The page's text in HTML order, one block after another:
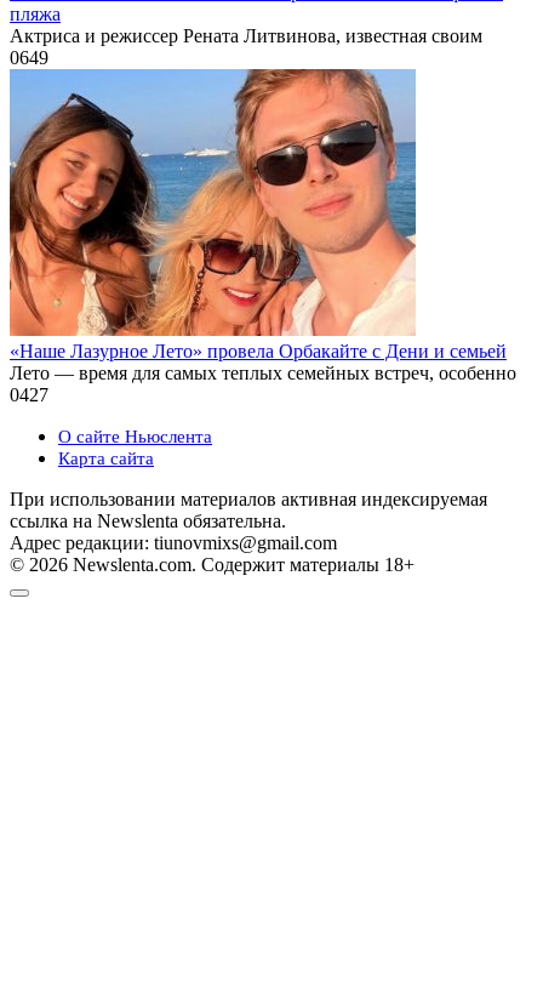
пляжа
Актриса и режиссер Рената Литвинова, известная своим
0649
«Наше Лазурное Лето» провела Орбакайте с Дени и семьей
Лето — время для самых теплых семейных встреч, особенно
0427
О сайте Ньюслента
Карта сайта
При использовании материалов активная индексируемая
ссылка на Newslenta обязательна.
Адрес редакции: tiunovmixs@gmail.com
© 2026 Newslenta.com. Содержит материалы 18+